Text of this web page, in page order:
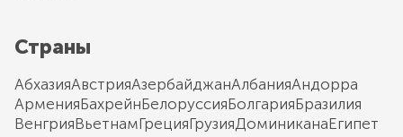
Страны
АбхазияАвстрияАзербайджанАлбанияАндорра
АрменияБахрейнБелоруссияБолгарияБразилия
ВенгрияВьетнамГрецияГрузияДоминиканаЕгипет